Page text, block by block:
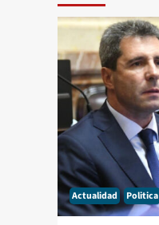
Actualidad Politica